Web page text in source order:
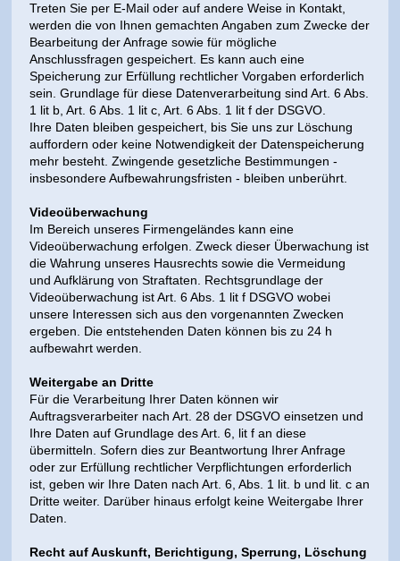
Treten Sie per E-Mail oder auf andere Weise in Kontakt,
werden die von Ihnen gemachten Angaben zum Zwecke der
Bearbeitung der Anfrage sowie für mögliche
Anschlussfragen gespeichert. Es kann auch eine
Speicherung zur Erfüllung rechtlicher Vorgaben erforderlich
sein. Grundlage für diese Datenverarbeitung sind Art. 6 Abs.
1 lit b, Art. 6 Abs. 1 lit c, Art. 6 Abs. 1 lit f der DSGVO.
Ihre Daten bleiben gespeichert, bis Sie uns zur Löschung
auffordern oder keine Notwendigkeit der Datenspeicherung
mehr besteht. Zwingende gesetzliche Bestimmungen -
insbesondere Aufbewahrungsfristen - bleiben unberührt.
Videoüberwachung
Im Bereich unseres Firmengeländes kann eine
Videoüberwachung erfolgen. Zweck dieser Überwachung ist
die Wahrung unseres Hausrechts sowie die Vermeidung
und Aufklärung von Straftaten. Rechtsgrundlage der
Videoüberwachung ist Art. 6 Abs. 1 lit f DSGVO wobei
unsere Interessen sich aus den vorgenannten Zwecken
ergeben. Die entstehenden Daten können bis zu 24 h
aufbewahrt werden.
Weitergabe an Dritte
Für die Verarbeitung Ihrer Daten können wir
Auftragsverarbeiter nach Art. 28 der DSGVO einsetzen und
Ihre Daten auf Grundlage des Art. 6, lit f an diese
übermitteln. Sofern dies zur Beantwortung Ihrer Anfrage
oder zur Erfüllung rechtlicher Verpflichtungen erforderlich
ist, geben wir Ihre Daten nach Art. 6, Abs. 1 lit. b und lit. c an
Dritte weiter. Darüber hinaus erfolgt keine Weitergabe Ihrer
Daten.
Recht auf Auskunft, Berichtigung, Sperrung, Löschung